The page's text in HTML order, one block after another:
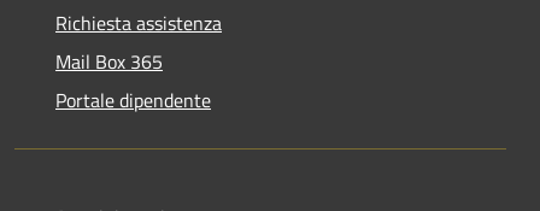
Richiesta assistenza
Mail Box 365
Portale dipendente